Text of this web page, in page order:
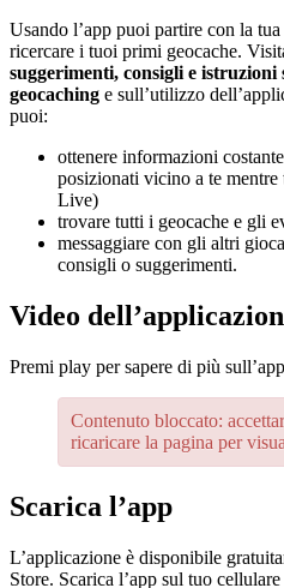
Usando l’app puoi partire con la
ricercare i tuoi primi geocache.
suggerimenti, consigli e istruzioni
geocaching e sull’utilizzo
puoi:
ottenere informazioni
posizionati vicino a te
Live)
trovare tutti i geocache e gli
messaggiare con gli altri
consigli o suggerimenti.
Video
Premi play per sapere di più
Contenuto bloccato:
ricaricare la pagina per
Scarica l’app
L’applicazione è disponibile
Store. Scarica l’app sul tuo